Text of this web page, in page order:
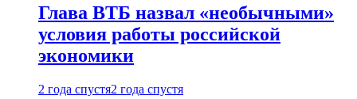
Глава ВТБ назвал «необычными»
условия работы российской
экономики
2 года спустя2 года спустя